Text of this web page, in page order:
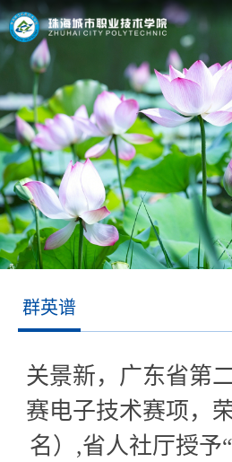
群英谱
关景新，广东省第
赛电子技术赛项，
名）,省人社厅授予